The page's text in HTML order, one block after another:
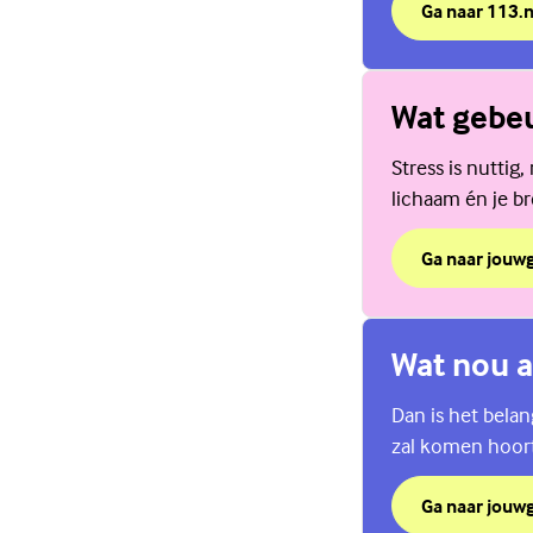
Ga naar
over Zie je
(Externe link)
Wat
Stress is
lichaam én je
Ga naar
over Wat
(Externe link)
Wat nou
Dan is het
zal komen
Ga naar
over Wat nou
(Externe link)